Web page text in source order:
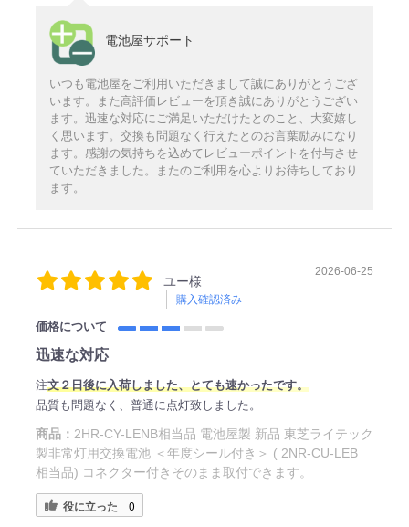
電池屋サポート
いつも電池屋をご利用いただきまして誠にありがとうござ
います。また高評価レビューを頂き誠にありがとうござい
ます。迅速な対応にご満足いただけたとのこと、大変嬉し
く思います。交換も問題なく行えたとのお言葉励みになり
ます。感謝の気持ちを込めてレビューポイントを付与させ
ていただきました。またのご利用を心よりお待ちしており
ます。
ユー様
購入確認済み
2026-06-25
価格について
迅速な対応
注文２日後に入荷しました、とても速かったです。
品質も問題なく、普通に点灯致しました。
商品： 2HR-CY-LENB相当品 電池屋製 新品 東芝ライテック
製非常灯用交換電池 ＜年度シール付き＞ ( 2NR-CU-LEB
相当品) コネクター付きそのまま取付できます。
役に立った 0